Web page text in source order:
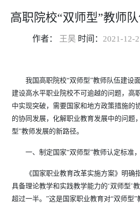
高职院校“双师型”教师
作者： ​ 王昊 时间： 2021-12-
我国高职院校“双师型”教师队伍建设
建设高水平职业院校不可逾越的问题，高
中实现突破，需要国家和地方政策措施的
的协同发展，化解职业教育发展中的问题
型”教师发展的新路径。
一、制定国家“双师型”教师认定标准
《国家职业教育改革实施方案》明确
具备理论教学和实践教学能力的‘双师型’
超过一半。”这是国家职业教育对“双师型